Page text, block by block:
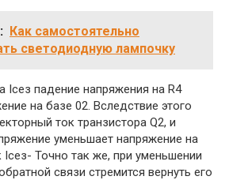
Как самостоятельно
светодиодную лампочку
Iceз падение напряжения на R4
на базе 02. Вследствие этого
ток транзистора Q2, и
уменьшает напряжение на
Iceз- Точно так же, при уменьшении
связи стремится вернуть его